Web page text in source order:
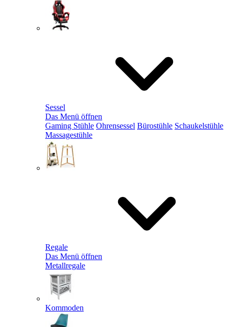
Sessel
Das Menü öffnen
Gaming Stühle Ohrensessel Bürostühle Schaukelstühle
Massagestühle
Regale
Das Menü öffnen
Metallregale
Kommoden